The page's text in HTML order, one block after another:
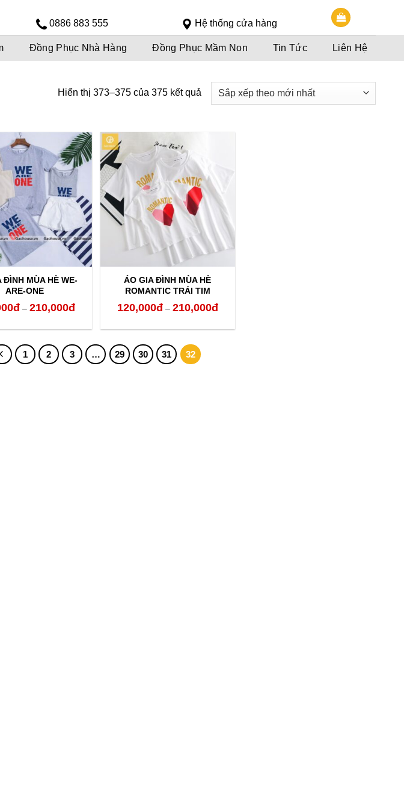
0886 883 555 Hệ thống cửa hàng
Đồng Phục Nhà Hàng Đồng Phục Mầm Non Tin Tức Liên Hệ
Hiển thị 373–375 của 375 kết quả
ĐÌNH MÙA HÈ WE-
ARE-ONE
đ – 210,000đKhoảng
từ
120,000đ
ÁO GIA ĐÌNH MÙA HÈ
ROMANTIC TRÁI TIM
120,000đ – 210,000đKhoảng
1 2 3 … 29 30 31 32